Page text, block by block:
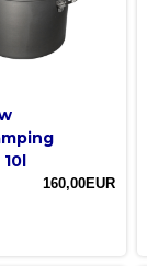
160,00EUR